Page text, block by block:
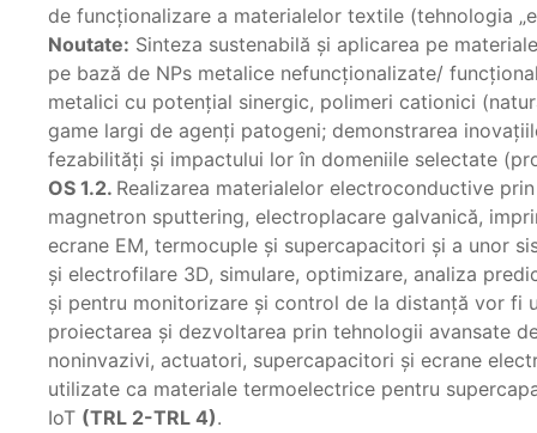
de funcţionalizare a materialelor textile (tehnologia
Noutate: Sinteza sustenabilă şi aplicarea pe
pe bază de NPs metalice nefuncţionalizate/
metalici cu potenţial sinergic, polimeri cationici
game largi de agenţi patogeni; demonstrarea
fezabilităţi şi impactului lor în domeniile selectate
OS 1.2. Realizarea materialelor electroconductive
magnetron sputtering, electroplacare galvanică,
ecrane EM, termocuple şi supercapacitori şi a unor
şi electrofilare 3D, simulare, optimizare, analiza
și pentru monitorizare şi control de la distanţă vor
proiectarea și dezvoltarea prin tehnologii avansate
noninvazivi, actuatori, supercapacitori şi ecrane
utilizate ca materiale termoelectrice pentru
IoT (TRL 2-TRL 4).